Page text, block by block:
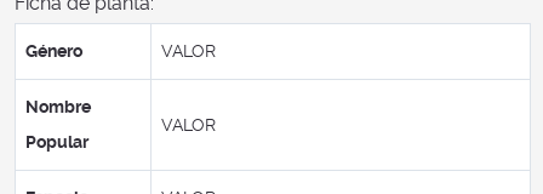
Género VALOR
Nombre
Popular
VALOR